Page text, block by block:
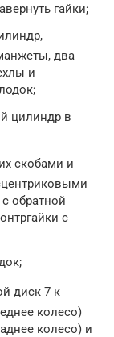
гайки;
два
и
цилиндр в
скобами и
обратной
с
диск 7 к
колесо)
колесо) и